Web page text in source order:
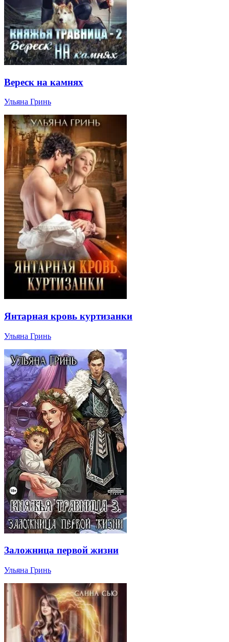
Вереск на камнях
Ульяна Гринь
Янтарная кровь куртизанки
Ульяна Гринь
Заложница первой жизни
Ульяна Гринь